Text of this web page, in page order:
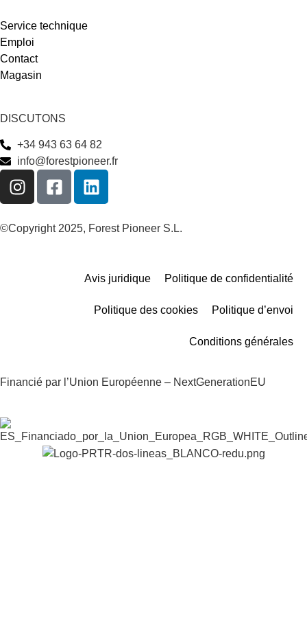
Service technique
Emploi
Contact
Magasin
DISCUTONS
+34 943 63 64 82
info@forestpioneer.fr
©Copyright 2025, Forest Pioneer S.L.
Avis juridique Politique de confidentialité
Politique des cookies Politique d’envoi
Conditions générales
Financié par l’Union Européenne – NextGenerationEU